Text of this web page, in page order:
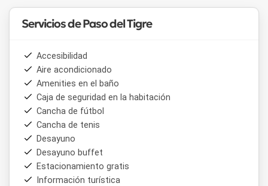
Servicios de Paso del Tigre
Accesibilidad
Aire acondicionado
Amenities en el baño
Caja de seguridad en la habitación
Cancha de fútbol
Cancha de tenis
Desayuno
Desayuno buffet
Estacionamiento gratis
Información turística